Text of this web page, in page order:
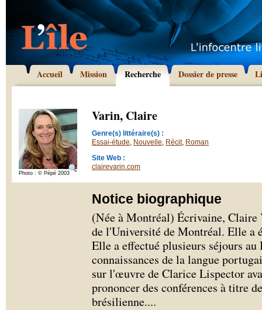
Accueil Mission Recherche Dossier de presse
Photo : © Pépé 2003
Varin, Claire
Genre(s) littéraire(s) :
Essai-étude, Nouvelle, Récit, Roman
Site Web :
clairevarin.com
Notice biographique
(Née à Montréal) Écrivaine,
de l'Université de Montréal. Elle a
Elle a effectué plusieurs séjours
connaissances de la langue
sur l'œuvre de Clarice Lispector
prononcer des conférences à titre
brésilienne....